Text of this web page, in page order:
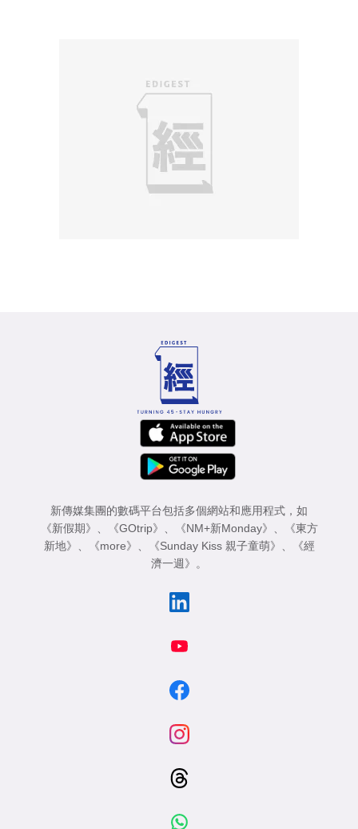
新傳媒集團的數碼平台包括多個網站和應用程式，如
《新假期》
《GOtrip》 《NM+新Monday》
《東方
新地》
《more》 《Sunday Kiss 親子童萌》
《經
濟一週》
。